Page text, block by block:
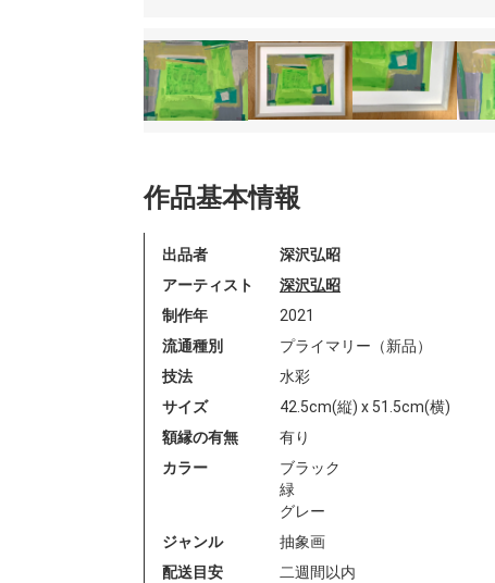
作品基本情報
出品者
深沢弘昭
アーティスト
深沢弘昭
制作年
2021
流通種別
プライマリー（新品）
技法
水彩
サイズ
42.5cm(縦) x 51.5cm(横)
額縁の有無
有り
カラー
ブラック
緑
グレー
ジャンル
抽象画
配送目安
二週間以内